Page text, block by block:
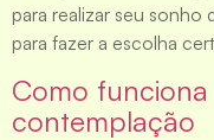
para realizar seu sonho
para fazer a escolha
Como
contemplação